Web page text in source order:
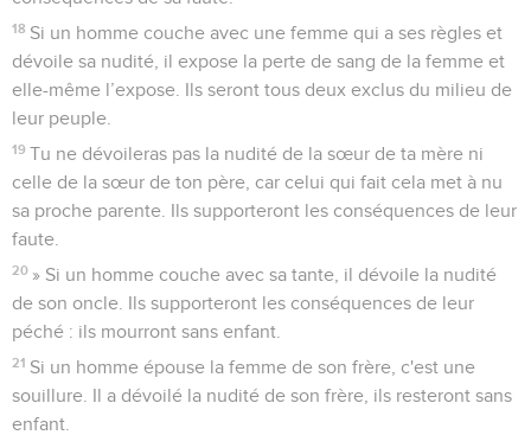
18 Si un homme couche avec une femme qui a ses règles et
dévoile sa nudité, il expose la perte de sang de la femme et
elle-même l’expose. Ils seront tous deux exclus du milieu de
leur peuple.
19 Tu ne dévoileras pas la nudité de la sœur de ta mère ni
celle de la sœur de ton père, car celui qui fait cela met à nu
sa proche parente. Ils supporteront les conséquences de leur
faute.
20 » Si un homme couche avec sa tante, il dévoile la nudité
de son oncle. Ils supporteront les conséquences de leur
péché : ils mourront sans enfant.
21 Si un homme épouse la femme de son frère, c'est une
souillure. Il a dévoilé la nudité de son frère, ils resteront sans
enfant.